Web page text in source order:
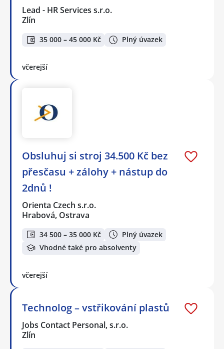
Lead - HR Services s.r.o.
Zlín
35 000 – 45 000 Kč Plný úvazek
včerejší
Obsluhuj si stroj 34.500 Kč bez
přesčasu + zálohy + nástup do
2dnů !
Orienta Czech s.r.o.
Hrabová, Ostrava
34 500 – 35 000 Kč
Plný úvazek
Vhodné také pro absolventy
včerejší
Technolog – vstřikování plastů
Jobs Contact Personal, s.r.o.
Zlín